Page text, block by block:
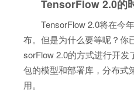
TensorFlow 2.0的
TensorFlow 2.0将在今
布。但是为什么要等呢？你
sorFlow 2.0的方式进行开
包的模型和部署库，分布式
用。